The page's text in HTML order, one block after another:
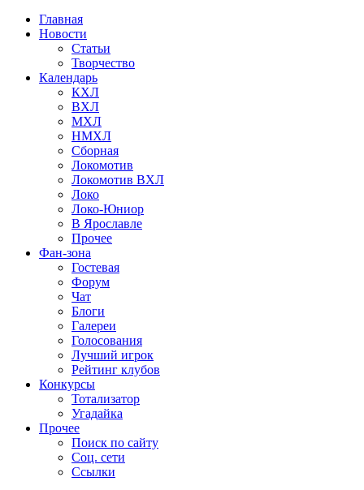
Главная
Новости
Статьи
Творчество
Календарь
КХЛ
ВХЛ
МХЛ
НМХЛ
Сборная
Локомотив
Локомотив ВХЛ
Локо
Локо-Юниор
В Ярославле
Прочее
Фан-зона
Гостевая
Форум
Чат
Блоги
Галереи
Голосования
Лучший игрок
Рейтинг клубов
Конкурсы
Тотализатор
Угадайка
Прочее
Поиск по сайту
Соц. сети
Ссылки